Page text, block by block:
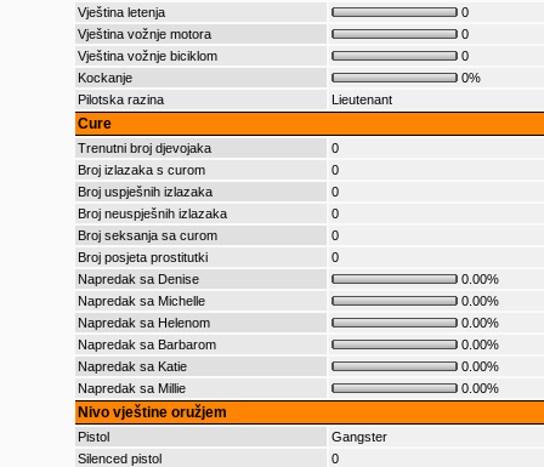
Vještina letenja
0
Vještina vožnje motora
0
Vještina vožnje biciklom
0
Kockanje
0%
Pilotska razina
Lieutenant
Cure
Trenutni broj djevojaka
0
Broj izlazaka s curom
0
Broj uspješnih izlazaka
0
Broj neuspješnih izlazaka
0
Broj seksanja sa curom
0
Broj posjeta prostitutki
0
Napredak sa Denise
0.00%
Napredak sa Michelle
0.00%
Napredak sa Helenom
0.00%
Napredak sa Barbarom
0.00%
Napredak sa Katie
0.00%
Napredak sa Millie
0.00%
Nivo vještine oružjem
Pistol
Gangster
Silenced pistol
0